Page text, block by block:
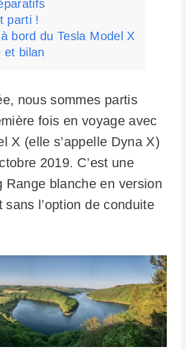
parti !
bord du Tesla Model X
et bilan
nous sommes partis
fois en voyage avec
X (elle s’appelle Dyna X)
2019. C’est une
Range blanche en version
sans l’option de conduite